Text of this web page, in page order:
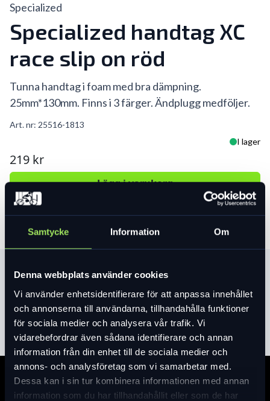
Samtycke Information Om
Denna webbplats använder cookies
Vi använder enhetsidentifierare för att anpassa innehållet
och annonserna till användarna, tillhandahålla funktioner
för sociala medier och analysera vår trafik. Vi
vidarebefordrar även sådana identifierare och annan
information från din enhet till de sociala medier och
annons- och analysföretag som vi samarbetar med.
Dessa kan i sin tur kombinera informationen med annan
information som du har tillhandahållit eller som de har
Specialized
Specialized handtag XC
race slip on röd
Tunna handtag i foam med bra dämpning.
25mm*130mm. Finns i 3 färger. Ändplugg medföljer.
Art. nr: 25516-1813
I lager
219 kr
Lägg i varukorg
Produktinformation
Läs merexpand_more
Specifikation